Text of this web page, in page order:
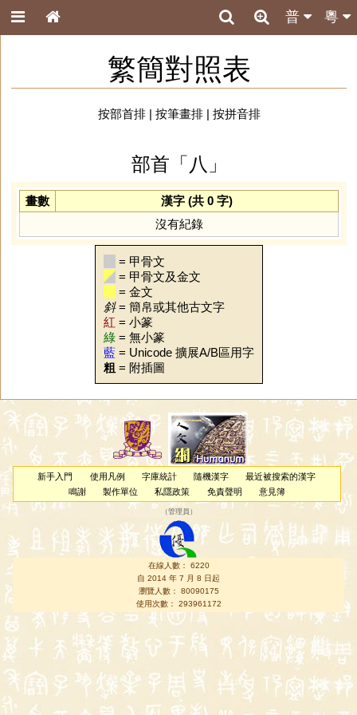
粵
普
繁簡對照表
按部首排| 按筆畫排| 按拼音排
部首「八」
畫數
漢字 (共 0 字)
沒有紀錄
= 甲骨文
= 甲骨文及金文
= 金文
斜= 簡帛或其他古文字
紅 = 小篆
綠 = 無小篆
藍 = Unicode 擴展A/B區用字
粗 = 附插圖
新手入門 使用凡例 字庫統計 隨機漢字
最近被搜索的漢字
鳴謝
製作單位 私隱政策 免責聲明 意見簿
（管理員 ）
在線人數： 6220
自 2014 年 7 月 8 日起
瀏覽人數： 80090175
使用次數： 293961172